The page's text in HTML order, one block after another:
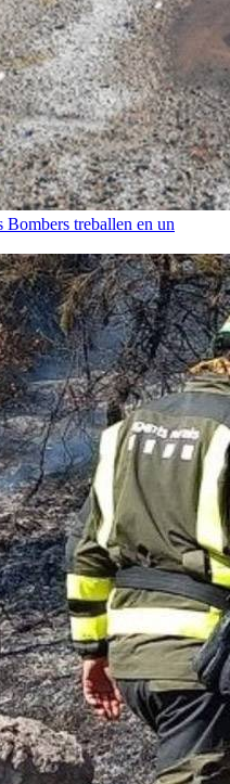
Bombers treballen en un